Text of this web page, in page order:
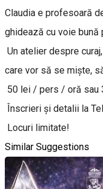
Claudia e profesoară
ghidează cu voie bună
Un atelier despre
care vor să se miște,
50 lei / pers / oră
Înscrieri și detalii la
Locuri limitate!
Similar Suggestions